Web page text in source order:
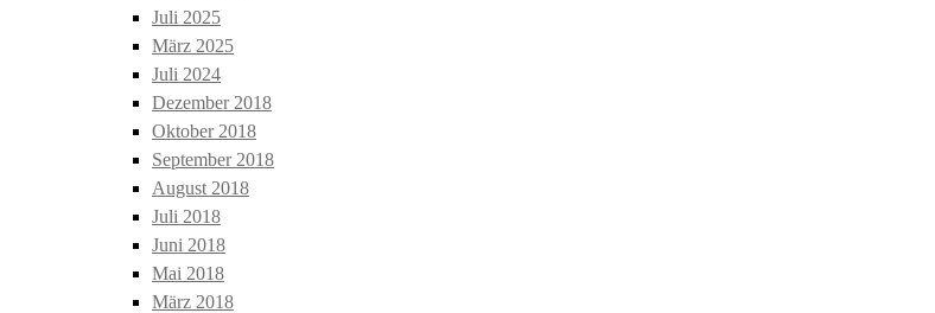
Juli 2025
März 2025
Juli 2024
Dezember 2018
Oktober 2018
September 2018
August 2018
Juli 2018
Juni 2018
Mai 2018
März 2018